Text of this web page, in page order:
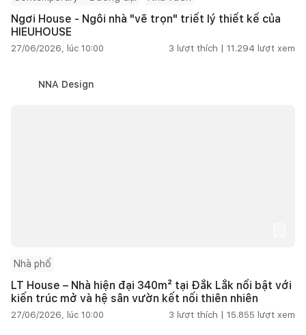
Ngơi House - Ngôi nhà "vẽ trọn" triết lý thiết kế của
HIEUHOUSE
27/06/2026, lúc 10:00 3 lượt thích | 11.294 lượt xem
NNA Design
Nhà phố
LT House – Nhà hiện đại 340m² tại Đắk Lắk nổi bật với
kiến trúc mở và hệ sân vườn kết nối thiên nhiên
27/06/2026, lúc 10:00 3 lượt thích | 15.855 lượt xem